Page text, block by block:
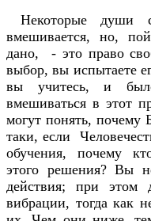
Некоторые души
вмешивается, но,
дано, - это право
выбор, вы испытаете
вы учитесь, и
вмешиваться в этот
могут понять, почему
таки, если
обучения, почему
этого решения? Вы
действия; при этом
вибрации, тогда как